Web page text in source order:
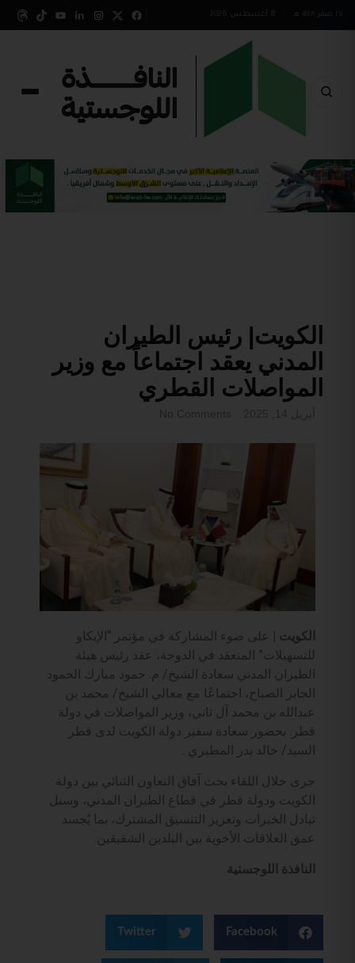
8 أغسطس 2026
الكويت| رئيس الطيران
المدني يعقد اجتماعاً مع وزير
المواصلات القطري
الكويت | على ضوء المشاركة في مؤتمر “الإيكاو
للتسهيلات” المنعقد في الدوحة، عقد رئيس هيئة
الطيران المدني سعادة الشيخ/ م. حمود مبارك الحمود
الجابر الصباح، اجتماعًا مع معالي الشيخ/ محمد بن
عبدالله بن محمد آل ثاني، وزير المواصلات في دولة
قطر. بحضور سعادة سفير دولة الكويت لدى قطر
السيد/ خالد بدر المطيري .
جرى خلال اللقاء بحث آفاق التعاون الثنائي بين دولة
الكويت ودولة قطر في قطاع الطيران المدني، وسبل
تبادل الخبرات وتعزيز التنسيق المشترك، بما يُجسد
عمق العلاقات الأخوية بين البلدين الشقيقين.
النافذة اللوجستية
Facebook
Twitter